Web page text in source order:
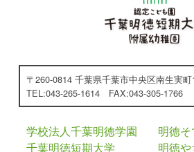
〒260-0814 千葉県千葉市中央区南生実
TEL:043-265-1614 FAX:043-305-1766
学校法人千葉明徳学園
明徳
千葉明徳短期大学
明徳